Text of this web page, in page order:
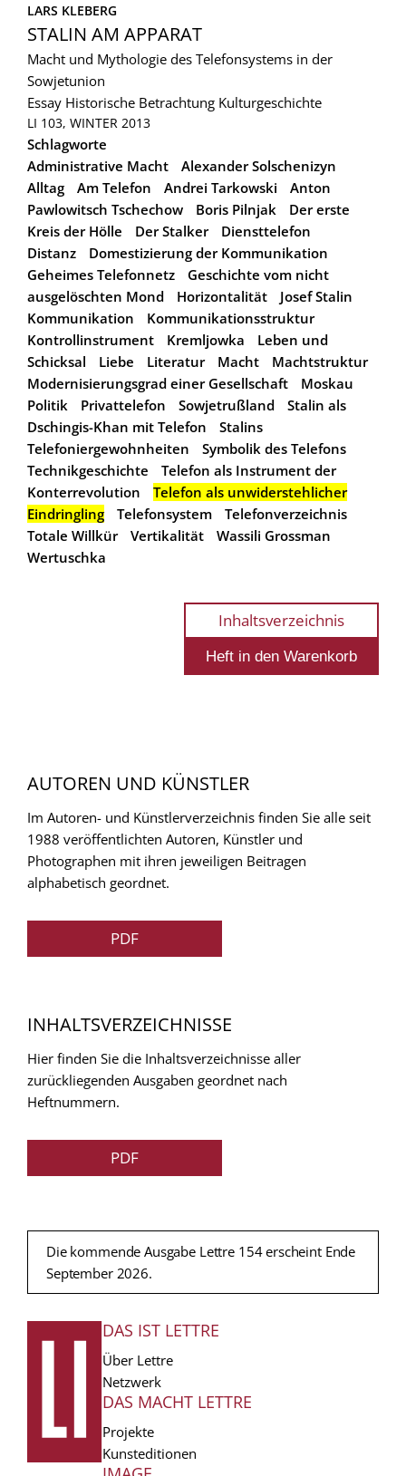
LARS KLEBERG
STALIN AM APPARAT
Macht und Mythologie des Telefonsystems in der
Sowjetunion
Essay Historische Betrachtung Kulturgeschichte
LI 103, WINTER 2013
Schlagworte
Administrative Macht
Alexander Solschenizyn
Alltag
Am Telefon Andrei Tarkowski
Anton
Pawlowitsch Tschechow
Boris Pilnjak
Der erste
Kreis der Hölle
Der Stalker
Diensttelefon
Distanz
Domestizierung der Kommunikation
Geheimes Telefonnetz
Geschichte vom nicht
ausgelöschten Mond
Horizontalität
Josef Stalin
Kommunikation
Kommunikationsstruktur
Kontrollinstrument
Kremljowka
Leben und
Schicksal
Liebe Literatur Macht
Machtstruktur
Modernisierungsgrad einer Gesellschaft
Moskau
Politik
Privattelefon Sowjetrußland
Stalin als
Dschingis-Khan mit Telefon
Stalins
Telefoniergewohnheiten
Symbolik des Telefons
Technikgeschichte
Telefon als Instrument der
Konterrevolution
Telefon als unwiderstehlicher
Eindringling
Telefonsystem
Telefonverzeichnis
Totale Willkür
Vertikalität
Wassili Grossman
Wertuschka
Inhaltsverzeichnis
AUTOREN UND KÜNSTLER
Im Autoren- und Künstlerverzeichnis finden Sie alle seit
1988 veröffentlichten Autoren, Künstler und
Photographen mit ihren jeweiligen Beitragen
alphabetisch geordnet.
PDF
INHALTSVERZEICHNISSE
Hier finden Sie die Inhaltsverzeichnisse aller
zurückliegenden Ausgaben geordnet nach
Heftnummern.
PDF
Die kommende Ausgabe Lettre 154 erscheint Ende
September 2026.
FUSSZEILE
DAS IST LETTRE
Über Lettre
Netzwerk
DAS MACHT LETTRE
Projekte
Kunsteditionen